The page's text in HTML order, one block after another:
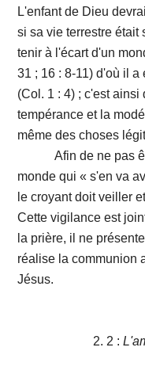
L'enfant de Dieu
si sa vie terrestre était
tenir à l'écart d'un
31 ; 16 : 8-11) d'où il
(Col. 1 : 4) ; c'est
tempérance et la
même des choses
Afin de ne pas
monde qui « s'en va
le croyant doit veiller
Cette vigilance est
la prière, il ne
réalise la communion
Jésus.
2. 2 :